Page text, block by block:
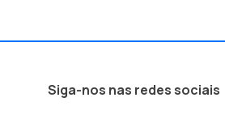
Siga-nos nas redes sociais